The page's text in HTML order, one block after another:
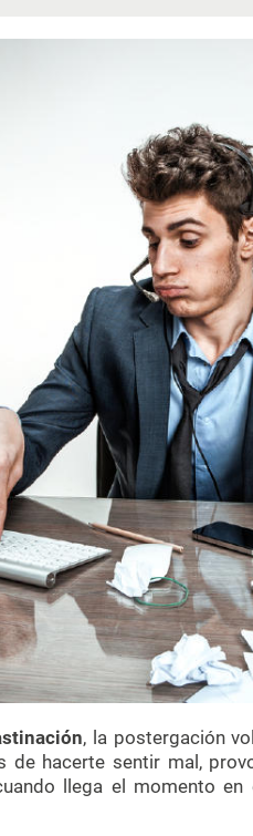
, la postergación
de hacerte sentir mal,
llega el momento